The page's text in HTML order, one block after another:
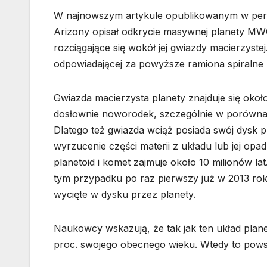
W najnowszym artykule opublikowanym w
Arizony opisał odkrycie masywnej planety
rozciągające się wokół jej gwiazdy
odpowiadającej za powyższe ramiona
Gwiazda macierzysta planety znajduje się
dosłownie noworodek, szczególnie w
Dlatego też gwiazda wciąż posiada swój
wyrzucenie części materii z układu lub jej
planetoid i komet zajmuje około 10 milionów
tym przypadku po raz pierwszy już w 2013
wycięte w dysku przez planety.
Naukowcy wskazują, że tak jak ten układ
proc. swojego obecnego wieku. Wtedy to